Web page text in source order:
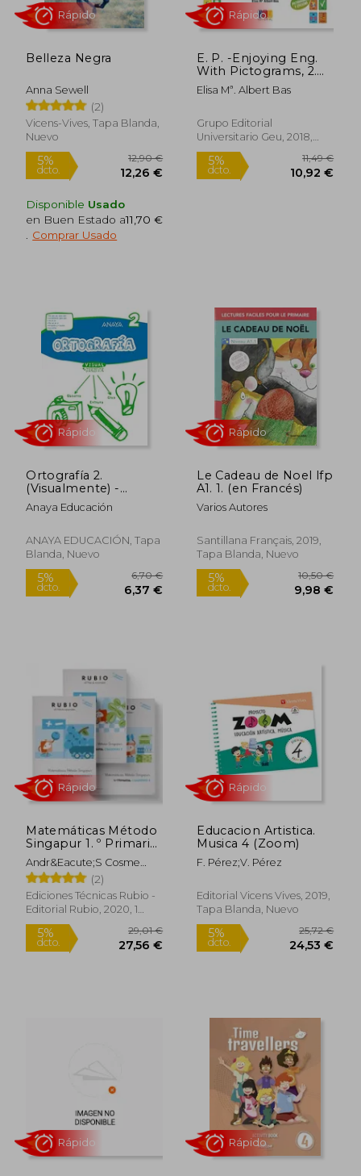
5% 5%
dcto.
Belleza Negra
Anna Sewell
(2)
Vicens-Vives, Tapa Blanda,
Nuevo
dcto. 12,26 €
Disponible Usado
en Buen Estado a11,70 €
Comprar Usado
E. P. -Enjoying Eng.
With Pictograms, 2.
Activity Book
Elisa Mª. Albert Bas
Grupo Editorial
Universitario Geu, 2018,
Tapa Blanda, Nuevo
dcto.
Ortografía 2.
(Visualmente) -
9788469831403
Anaya Educación
ANAYA EDUCACIÓN, Tapa
Blanda, Nuevo
Rápido
Le Cadeau de Noel lfp
A1. 1. (en Francés)
Varios Autores
Santillana Français, 2019,
Tapa Blanda, Nuevo
Rápido
Matemáticas Método
Singapur 1. º Primaria
Rubio (pack de 3
libros)
Andr&Eacute;S Cosme
S&Aacute;Nchez
(2)
Ediciones Técnicas Rubio -
Editorial Rubio, 2020, 1
Edición, Tapa Blanda,
Nuevo
Educacion Artistica.
Musica 4 (Zoom)
F. Pérez;V. Pérez
Editorial Vicens Vives, 2019,
Tapa Blanda, Nuevo